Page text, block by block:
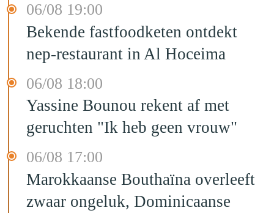
06/08 19:00
Bekende fastfoodketen ontdekt
nep-restaurant in Al Hoceima
06/08 18:00
Yassine Bounou rekent af met
geruchten "Ik heb geen vrouw"
06/08 17:00
Marokkaanse Bouthaïna overleeft
zwaar ongeluk, Dominicaanse